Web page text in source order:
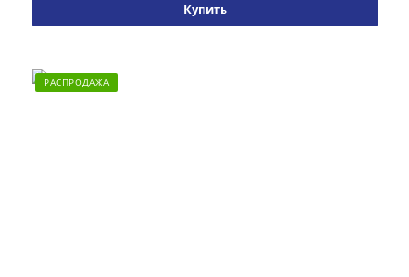
Купить
РАСПРОДАЖА